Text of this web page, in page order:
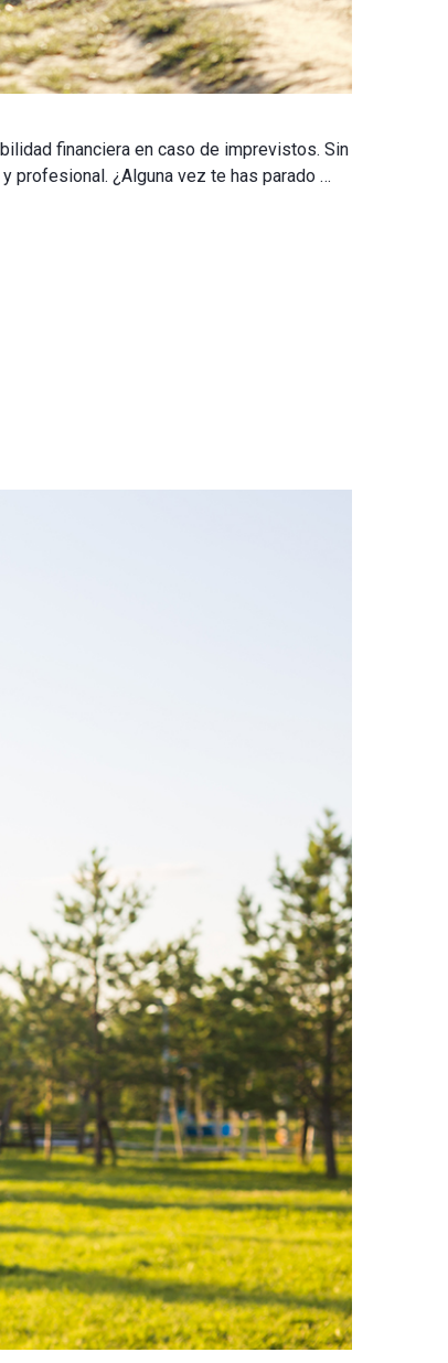
financiera en caso de imprevistos. Sin
profesional. ¿Alguna vez te has parado …